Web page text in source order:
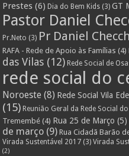
Prestes (6) Dia do Bem Kids (3) GT
Pastor Daniel
Pr.Neto (3) Pr Daniel
RAFA - Rede de Apoio às Famílias (4)
das Vilas (12) Rede Social de
rede social do
Noroeste (8) Rede Social Vila Ede
(15) Reunião Geral da Rede Social
Tremembé (4) Rua 25 de Março (5)
de março (9) Rua Cidadã Barão
Virada Sustentável 2017 (3) Virada
(2)